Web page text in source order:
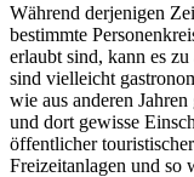
Während derjenigen
bestimmte
erlaubt sind, kann es
sind vielleicht
wie aus anderen
und dort gewisse
öffentlicher
Freizeitanlagen und so